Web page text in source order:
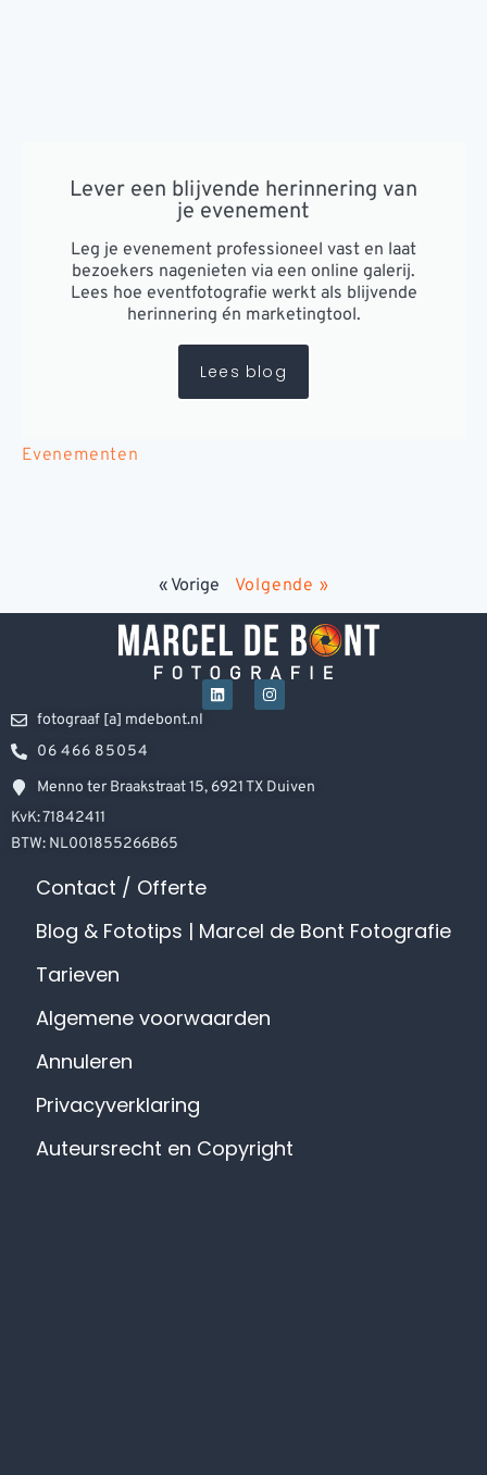
Lever een blijvende herinnering van
je evenement
Leg je evenement professioneel vast en laat
bezoekers nagenieten via een online galerij.
Lees hoe eventfotografie werkt als blijvende
herinnering én marketingtool.
Lees blog
Evenementen
« Vorige Volgende »
fotograaf [a] mdebont.nl
06 466 85054
Menno ter Braakstraat 15, 6921 TX Duiven
KvK: 71842411
BTW: NL001855266B65
Contact / Offerte
Blog & Fototips | Marcel de Bont Fotografie
Tarieven
Algemene voorwaarden
Annuleren
Privacyverklaring
Auteursrecht en Copyright